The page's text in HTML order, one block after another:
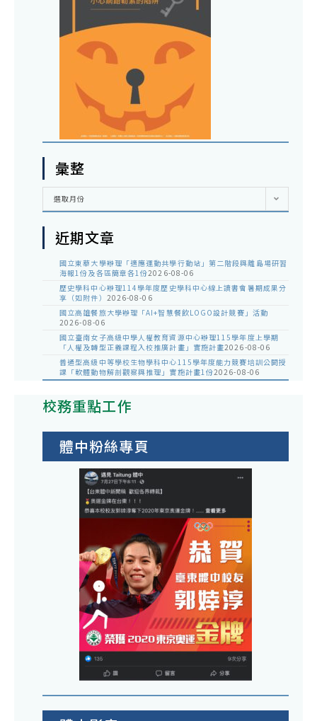
彙整
彙
選取月份
近期文章
國立東華大學辦理「適應運動共學行動站」第二階段與離島場研習
海報1份及各區簡章各1份2026-08-06
歷史學科中心辦理114學年度歷史學科中心線上讀書會暑期成果分
享（如附件） 2026-08-06
國立高雄餐旅大學辦理「AI+智慧餐飲LOGO設計競賽」活動
2026-08-06
國立臺南女子高級中學人權教育資源中心辦理115學年度上學期
「人權及轉型正義課程入校推廣計畫」實施計畫2026-08-06
普通型高級中等學校生物學科中心115學年度能力競賽培訓公開授
課「軟體動物解剖觀察與推理」實施計畫1份2026-08-06
校務重點工作
體中粉絲專頁